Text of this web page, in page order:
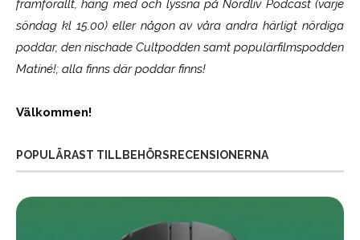
framförallt, häng med och lyssna på Nördliv Podcast (varje
söndag kl 15.00) eller någon av våra andra härligt nördiga
poddar, den nischade Cultpodden samt populärfilmspodden
Matiné!; alla finns där poddar finns!
Välkommen!
POPULÄRAST TILLBEHÖRSRECENSIONERNA